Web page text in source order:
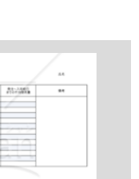
ための表で、質問
を整理できます。
に把握したい場合
対応状況を一元管
例：よくある質問に
のタイミングを判
理（例：チームメン